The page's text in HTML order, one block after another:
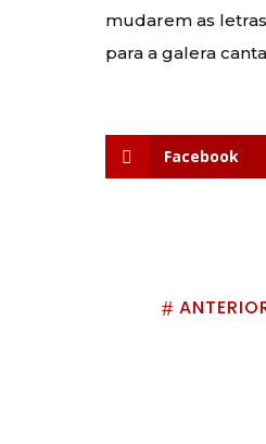
mudarem as
para a galera
Facebook
#